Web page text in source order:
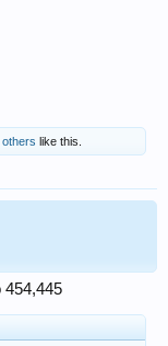
others like this.
454,445